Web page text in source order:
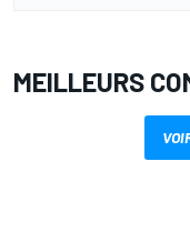
MEILLEURS